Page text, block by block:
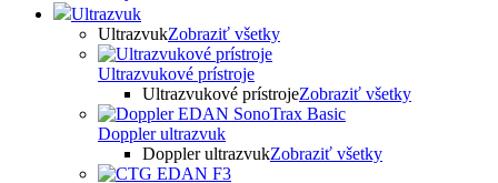
Ultrazvuk
UltrazvukZobraziť všetky
Ultrazvukové prístroje
Ultrazvukové prístrojeZobraziť všetky
Doppler ultrazvuk
Doppler ultrazvukZobraziť všetky